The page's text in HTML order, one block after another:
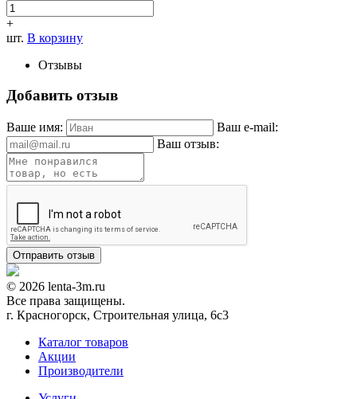
+
шт. В корзину
Отзывы
Добавить отзыв
Ваше имя:
Ваш e-mail:
Ваш отзыв:
© 2026 lenta-3m.ru
Все права защищены.
г. Красногорск, Строительная улица, 6с3
Каталог товаров
Акции
Производители